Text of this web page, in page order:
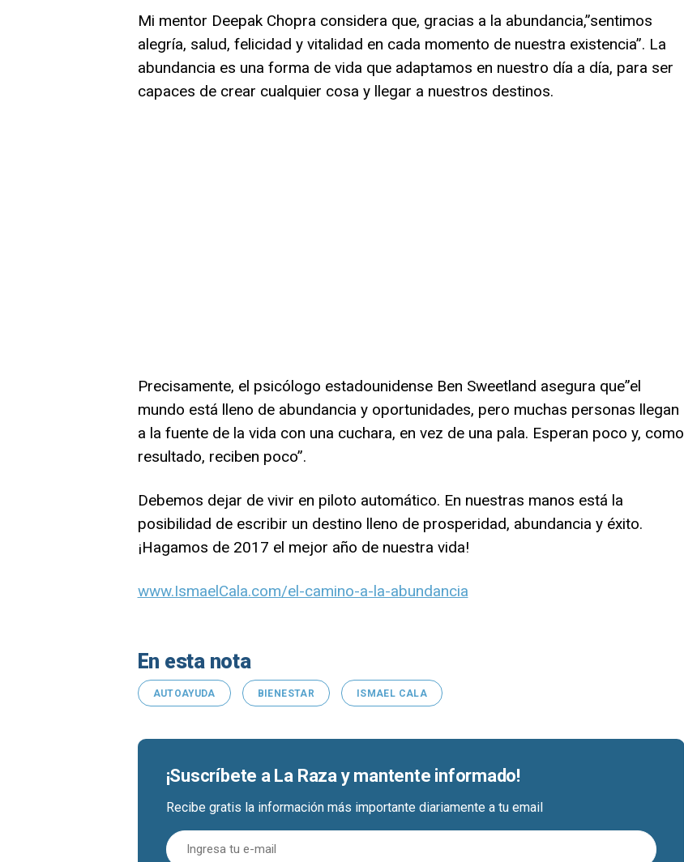
Mi mentor Deepak Chopra considera que, gracias a la abundancia,”sentimos
alegría, salud, felicidad y vitalidad en cada momento de nuestra existencia”. La
abundancia es una forma de vida que adaptamos en nuestro día a día, para ser
capaces de crear cualquier cosa y llegar a nuestros destinos.
Precisamente, el psicólogo estadounidense Ben Sweetland asegura que”el
mundo está lleno de abundancia y oportunidades, pero muchas personas llegan
a la fuente de la vida con una cuchara, en vez de una pala. Esperan poco y, como
resultado, reciben poco”.
Debemos dejar de vivir en piloto automático. En nuestras manos está la
posibilidad de escribir un destino lleno de prosperidad, abundancia y éxito.
¡Hagamos de 2017 el mejor año de nuestra vida!
www.IsmaelCala.com/el-camino-a-la-abundancia
En esta nota
AUTOAYUDA BIENESTAR ISMAEL CALA
¡Suscríbete a La Raza y mantente informado!
Recibe gratis la información más importante diariamente a tu email